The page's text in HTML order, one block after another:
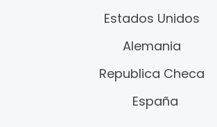
Estados Unidos
Alemania
Republica Checa
España